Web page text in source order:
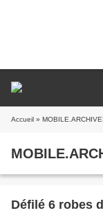
Accueil »